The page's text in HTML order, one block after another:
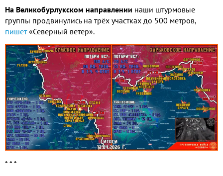
На Великобурлукском направлении наши штурмовые
группы продвинулись на трёх участках до 500 метров,
пишет«Северный ветер».
* * *